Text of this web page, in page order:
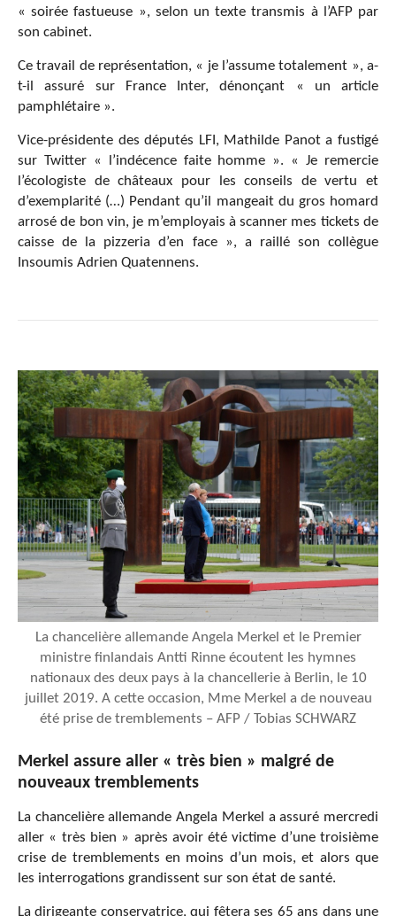
« soirée fastueuse », selon un texte transmis à l’AFP par
son cabinet.
Ce travail de représentation, « je l’assume totalement », a-
t-il assuré sur France Inter, dénonçant « un article
pamphlétaire ».
Vice-présidente des députés LFI, Mathilde Panot a fustigé
sur Twitter « l’indécence faite homme ». « Je remercie
l’écologiste de châteaux pour les conseils de vertu et
d’exemplarité (…) Pendant qu’il mangeait du gros homard
arrosé de bon vin, je m’employais à scanner mes tickets de
caisse de la pizzeria d’en face », a raillé son collègue
Insoumis Adrien Quatennens.
La chancelière allemande Angela Merkel et le Premier
ministre finlandais Antti Rinne écoutent les hymnes
nationaux des deux pays à la chancellerie à Berlin, le 10
juillet 2019. A cette occasion, Mme Merkel a de nouveau
été prise de tremblements – AFP / Tobias SCHWARZ
Merkel assure aller « très bien » malgré de
nouveaux tremblements
La chancelière allemande Angela Merkel a assuré mercredi
aller « très bien » après avoir été victime d’une troisième
crise de tremblements en moins d’un mois, et alors que
les interrogations grandissent sur son état de santé.
La dirigeante conservatrice, qui fêtera ses 65 ans dans une